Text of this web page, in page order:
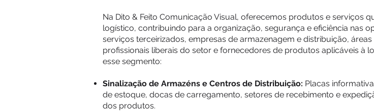
Na Dito & Feito Comunicação Visual, oferecemos produtos e serviços
logístico, contribuindo para a organização, segurança e eficiência nas
serviços terceirizados, empresas de armazenagem e distribuição,
profissionais liberais do setor e fornecedores de produtos aplicáveis à
esse segmento:
Sinalização de Armazéns e Centros de Distribuição: Placas
de estoque, docas de carregamento, setores de recebimento e
dos produtos.